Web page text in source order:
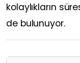
kolaylıkların
de bulunuyor.